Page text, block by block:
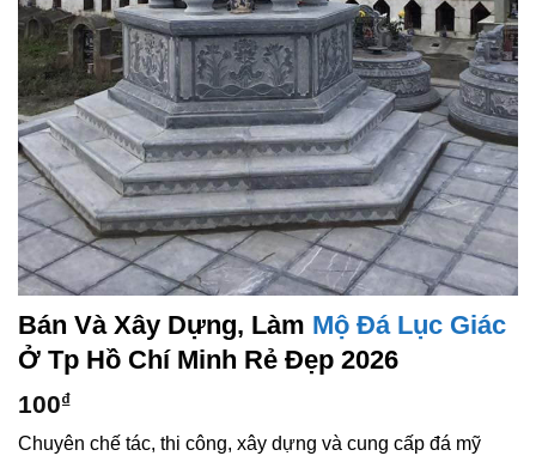
Bán Và Xây Dựng, Làm Mộ Đá Lục Giác
Ở Tp Hồ Chí Minh Rẻ Đẹp 2026
100₫
Chuyên chế tác, thi công, xây dựng và cung cấp đá mỹ